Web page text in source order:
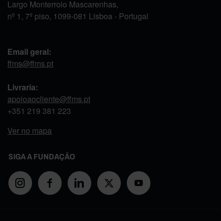
Largo Monterroio Mascarenhas,
nº 1, 7º piso, 1099-081 Lisboa - Portugal
Email geral:
ffms@ffms.pt
Livraria:
apoioaocliente@ffms.pt
+351 219 381 223
Ver no mapa
SIGA A FUNDAÇÃO